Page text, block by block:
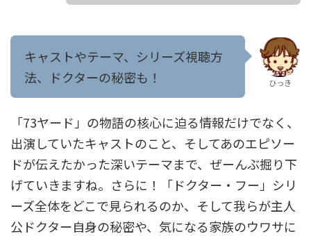
キャストやテーマ、シリーズ視聴方
法、ドクターの秘密も！
ひっき
「73ヤード」の物語の核心に迫る情報だけでなく、
出演していたキャストのこと、そしてあのエピソー
ドが伝えたかった深いテーマまで、ぜーんぶ掘り下
げていきますね。さらに！「ドクター・フー」シリ
ーズ全体をどこで見られるのか、そして我らが主人
公ドクター自身の秘密や、気になる家族のウワサに